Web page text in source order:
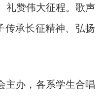
礼赞伟大征程。歌声
传承长征精神、弘扬
主办，各系学生合唱